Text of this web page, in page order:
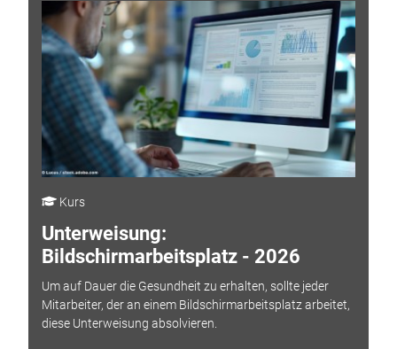
Kurs
Unterweisung:
Bildschirmarbeitsplatz - 2026
Um auf Dauer die Gesundheit zu erhalten, sollte jeder
Mitarbeiter, der an einem Bildschirmarbeitsplatz arbeitet,
diese Unterweisung absolvieren.